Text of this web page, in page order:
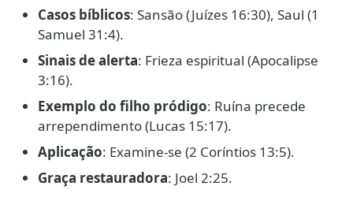
Casos bíblicos: Sansão (Juízes 16:30), Saul (1
Samuel 31:4).
Sinais de alerta: Frieza espiritual (Apocalipse
3:16).
Exemplo do filho pródigo: Ruína precede
arrependimento (Lucas 15:17).
Aplicação: Examine-se (2 Coríntios 13:5).
Graça restauradora: Joel 2:25.